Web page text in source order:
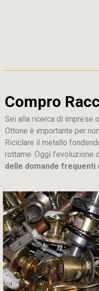
Compro
Sei alla ricerca di imprese
Ottone è importante per
Riciclare il metallo
rottame. Oggi
delle domande frequenti